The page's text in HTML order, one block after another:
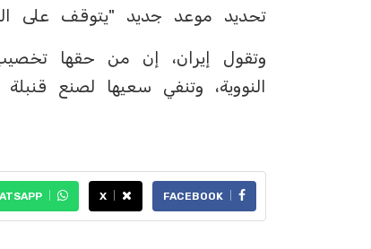
تحديد موعد جديد "يتوقف على
وتقول إيران، إن من حقها
النووية، وتنفي سعيها لصنع قنبلة
FACEBOOK
X